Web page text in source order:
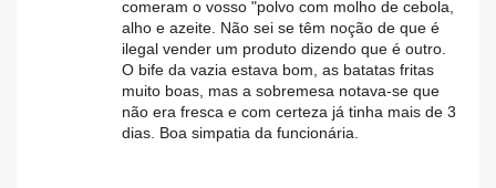
comeram o vosso "polvo com molho de cebola,
alho e azeite. Não sei se têm noção de que é
ilegal vender um produto dizendo que é outro.
O bife da vazia estava bom, as batatas fritas
muito boas, mas a sobremesa notava-se que
não era fresca e com certeza já tinha mais de 3
dias. Boa simpatia da funcionária.